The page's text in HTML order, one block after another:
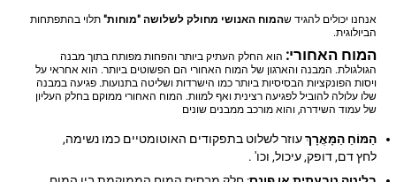
אנחנו יכולים להגיד שהמוח האנושי מחולק לשלושה "מוחות" תלוי בהתפתחות
הביולוגית.
המוח האחורי: הוא החלק העתיק ביותר והפחות מפותח בתוך מבנה
הגולגולת. המבנה והארגון של המוח האחורי הם הפשוטים ביותר. הוא אחראי על
ויסות הפונקציות הבסיסיות ביותר כמו הישרדות ושליטה בתנועות. פגיעה במבנה
שלו עלולה להוביל לפגיעה רצינית ואף למוות. המוח האחורי ממוקם בחלק העליון
של עמוד השידרה, והוא מורכב ממבנים שונים
הַמּוֹחַ הַמָּאֳרָךְעוזר לשלוט בתפקודים האוטומטיים כמו נשימה,
לחץ דם, דופק, עיכול, וכו' .